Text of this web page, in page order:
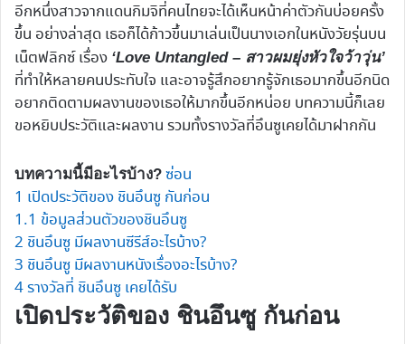
อีกหนึ่งสาวจากแดนกิมจิที่คนไทยจะได้เห็นหน้าค่าตัวกันบ่อยครั้ง
ขึ้น อย่างล่าสุด เธอก็ได้ก้าวขึ้นมาเล่นเป็นนางเอกในหนังวัยรุ่นบน
เน็ตฟลิกซ์ เรื่อง ‘Love Untangled – สาวผมยุ่งหัวใจว้าวุ่น’
ที่ทำให้หลายคนประทับใจ และอาจรู้สึกอยากรู้จักเธอมากขึ้นอีกนิด
อยากติดตามผลงานของเธอให้มากขึ้นอีกหน่อย บทความนี้ก็เลย
ขอหยิบประวัติและผลงาน รวมทั้งรางวัลที่อึนซูเคยได้มาฝากกัน
บทความนี้มีอะไรบ้าง? ซ่อน
1 เปิดประวัติของ ชินอึนซู กันก่อน
1.1 ข้อมูลส่วนตัวของชินอึนซู
2 ชินอึนซู มีผลงานซีรีส์อะไรบ้าง?
3 ชินอึนซู มีผลงานหนังเรื่องอะไรบ้าง?
4รางวัลที่ ชินอึนซู​ เคยได้รับ
เปิดประวัติของ ชินอึนซู กันก่อน